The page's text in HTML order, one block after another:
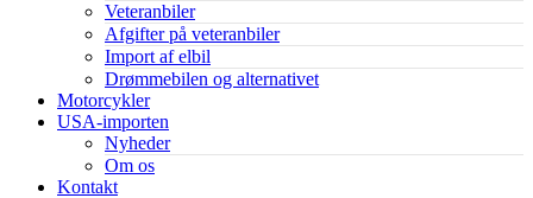
Veteranbiler
Afgifter på veteranbiler
Import af elbil
Drømmebilen og alternativet
Motorcykler
USA-importen
Nyheder
Om os
Kontakt